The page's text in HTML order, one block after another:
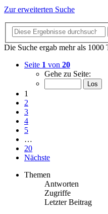
Zur erweiterten Suche
Die Suche ergab mehr als 1000
Seite 1 von 20
Gehe zu Seite:
1
2
3
4
5
…
20
Nächste
Themen
Antworten
Zugriffe
Letzter Beitrag